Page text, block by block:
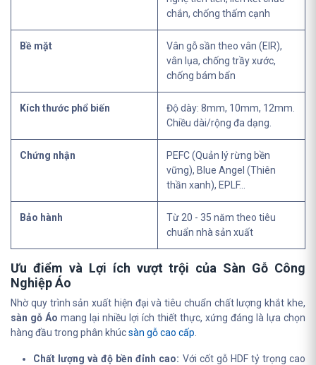
chắn, chống thấm cạnh
Bề mặt
Vân gỗ sần theo vân (EIR),
vân lụa, chống trầy xước,
chống bám bẩn
Kích thước phổ biến
Độ dày: 8mm, 10mm, 12mm.
Chiều dài/rộng đa dạng.
Chứng nhận
PEFC (Quản lý rừng bền
vững), Blue Angel (Thiên
thần xanh), EPLF...
Bảo hành
Từ 20 - 35 năm theo tiêu
chuẩn nhà sản xuất
Ưu điểm và Lợi ích vượt trội của Sàn Gỗ Công
Nghiệp Áo
Nhờ quy trình sản xuất hiện đại và tiêu chuẩn chất lượng khắt khe,
sàn gỗ Áo mang lại nhiều lợi ích thiết thực, xứng đáng là lựa chọn
hàng đầu trong phân khúcsàn gỗ cao cấp
Chất lượng và độ bền đỉnh cao: Với cốt gỗ HDF tỷ trọng cao